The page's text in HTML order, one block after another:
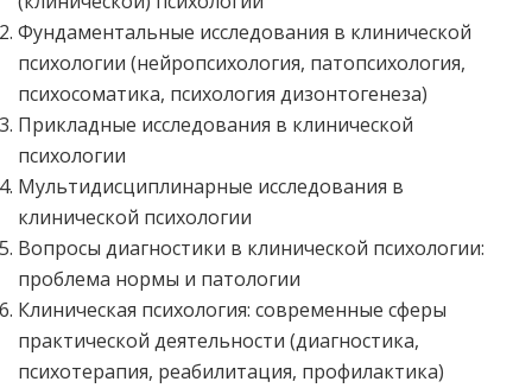
Фундаментальные исследования в клинической
психологии (нейропсихология, патопсихология,
психосоматика, психология дизонтогенеза)
Прикладные исследования в клинической
психологии
Мультидисциплинарные исследования в
клинической психологии
Вопросы диагностики в клинической психологии:
проблема нормы и патологии
Клиническая психология: современные сферы
практической деятельности (диагностика,
психотерапия, реабилитация, профилактика)